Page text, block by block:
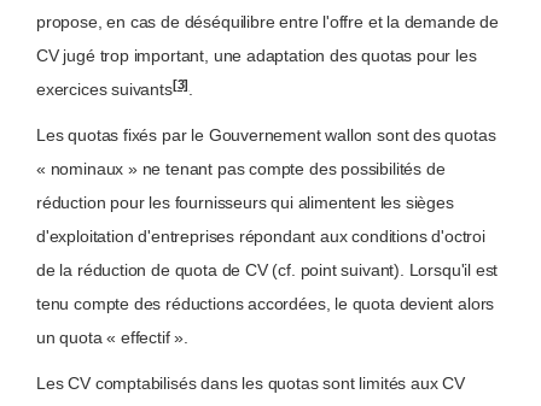
propose, en cas de déséquilibre entre l'offre et la demande de
CV jugé trop important, une adaptation des quotas pour les
exercices suivants[3].
Les quotas fixés par le Gouvernement wallon sont des quotas
« nominaux » ne tenant pas compte des possibilités de
réduction pour les fournisseurs qui alimentent les sièges
d'exploitation d'entreprises répondant aux conditions d'octroi
de la réduction de quota de CV (cf. point suivant). Lorsqu'il est
tenu compte des réductions accordées, le quota devient alors
un quota « effectif ».
Les CV comptabilisés dans les quotas sont limités aux CV